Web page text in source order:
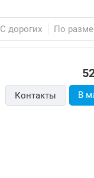
С дорогих По
Контакты В